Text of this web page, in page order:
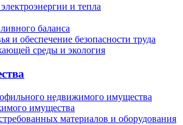
и тепла
баланса
и обеспечение безопасности труда
среды и экология
недвижимого имущества
имущества
материалов и оборудования